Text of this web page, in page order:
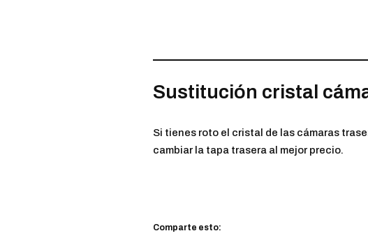
Sustitución cristal
Si tienes roto el cristal de las cámaras
cambiar la tapa trasera al mejor precio.
Comparte esto: